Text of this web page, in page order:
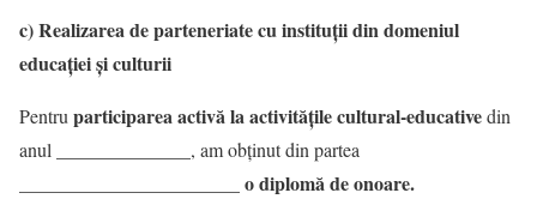
c) Realizarea de parteneriate cu instituții din domeniul
educației și culturii
Pentruparticiparea activă la activitățile cultural-educativedin
anul ______________, am obținut din partea
_______________________ o diplomă de onoare.